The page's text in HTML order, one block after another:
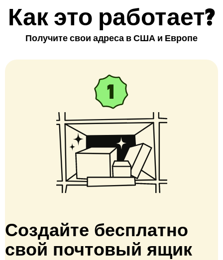
Как это работает?
Получите свои адреса в США и Европе
Создайте бесплатно
свой почтовый ящик